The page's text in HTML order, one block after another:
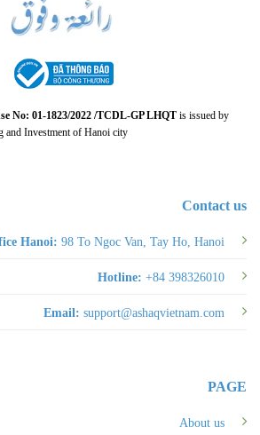
No: 01-1823/2022 /TCDL-GP LHQT is issued by
and Investment of Hanoi city
Contact us
Hanoi: 98 To Ngoc Van, Tay Ho, Hanoi
Hotline: +84 398326010
Email: support@ashaqvietnam.com
PAGE
About us